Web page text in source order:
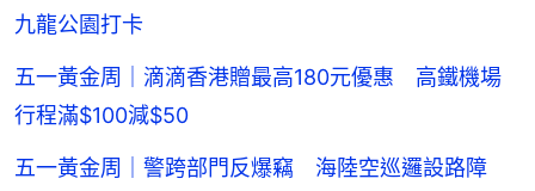
九龍公園打卡
五一黃金周｜滴滴香港贈最高180元優惠 高鐵機場
行程滿$100減$50
五一黃金周｜警跨部門反爆竊 海陸空巡邏設路障